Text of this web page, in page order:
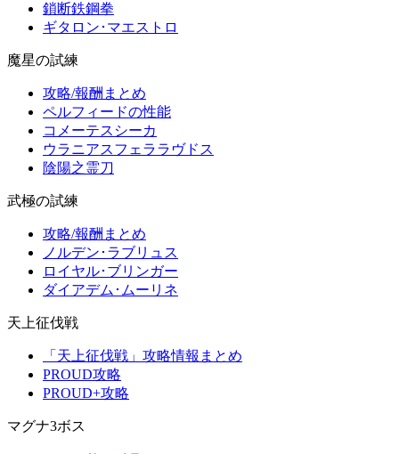
鎖断鉄鋼拳
ギタロン･マエストロ
魔星の試練
攻略/報酬まとめ
ペルフィードの性能
コメーテスシーカ
ウラニアスフェララヴドス
陰陽之霊刀
武極の試練
攻略/報酬まとめ
ノルデン･ラブリュス
ロイヤル･ブリンガー
ダイアデム･ムーリネ
天上征伐戦
「天上征伐戦」攻略情報まとめ
PROUD攻略
PROUD+攻略
マグナ3ボス